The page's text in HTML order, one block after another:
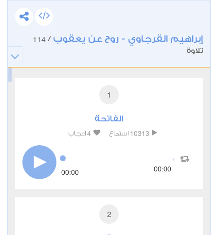
إبراهيم القرجاوي - روح عن يعقوب /
114
تلاوة
1
الفاتحة
10313 استماع 4 اعجاب
00:00 00:00
2